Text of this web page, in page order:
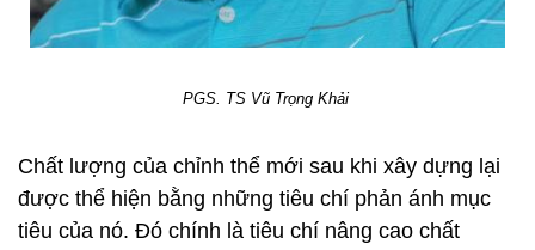
PGS. TS Vũ Trọng Khải
Chất lượng của chỉnh thể mới sau khi xây dựng lại
được thể hiện bằng những tiêu chí phản ánh mục
tiêu của nó. Đó chính là tiêu chí nâng cao chất